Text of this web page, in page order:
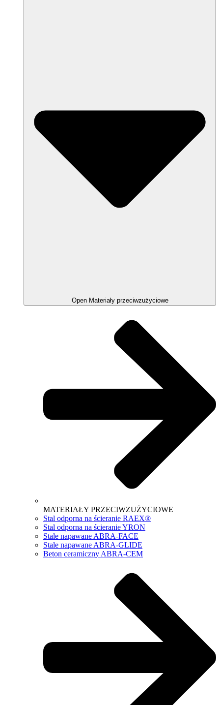
Open Materiały przeciwzużyciowe
MATERIAŁY PRZECIWZUŻYCIOWE
Stal odporna na ścieranie RAEX®
Stal odporna na ścieranie YRON
Stale napawane ABRA-FACE
Stale napawane ABRA-GLIDE
Beton ceramiczny ABRA-CEM